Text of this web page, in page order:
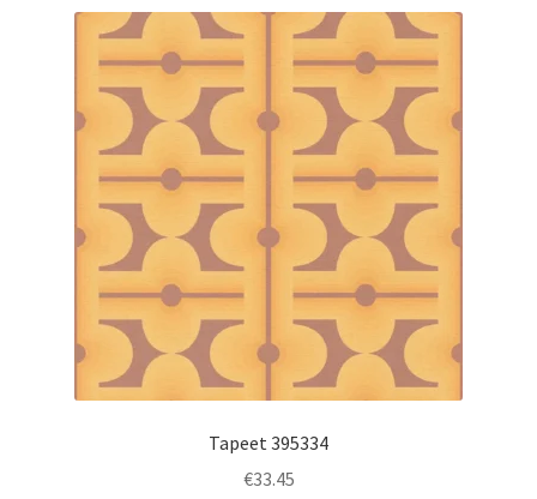
Tapeet 395334
€33.45